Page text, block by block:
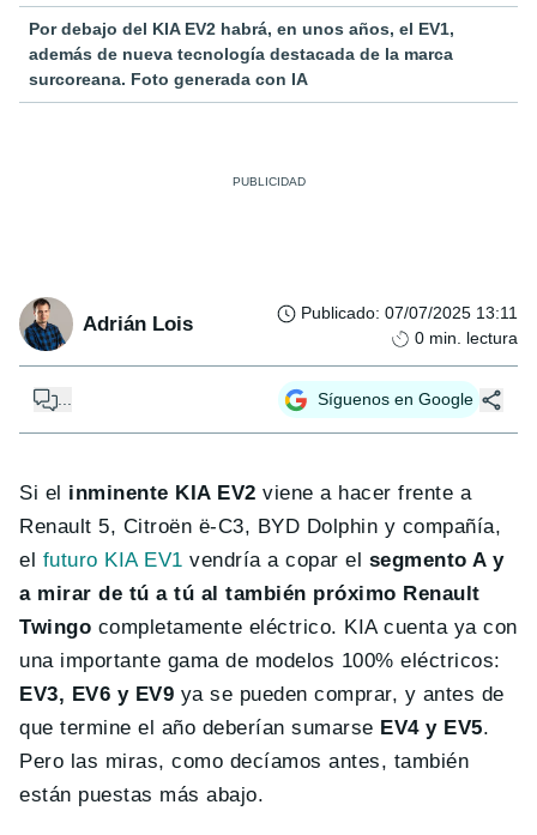
Por debajo del KIA EV2 habrá, en unos años, el EV1,
además de nueva tecnología destacada de la marca
surcoreana. Foto generada con IA
Adrián Lois Publicado: 07/07/2025 13:11
0 min. lectura
... Síguenos en Google
Si el inminente KIA EV2 viene a hacer frente a
Renault 5, Citroën ë-C3, BYD Dolphin y compañía,
el futuro KIA EV1 vendría a copar el segmento A y
a mirar de tú a tú al también próximo Renault
Twingo completamente eléctrico. KIA cuenta ya con
una importante gama de modelos 100% eléctricos:
EV3, EV6 y EV9 ya se pueden comprar, y antes de
que termine el año deberían sumarse EV4 y EV5.
Pero las miras, como decíamos antes, también
están puestas más abajo.